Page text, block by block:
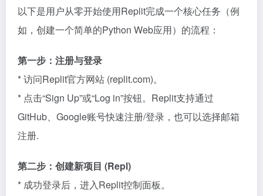
以下是用户从零开始使用Replit完成一个核心任务（例
如，创建一个简单的Python Web应用）的流程：
第一步：注册与登录
* 访问Replit官方网站 (replit.com)。
* 点击“Sign Up”或“Log in”按钮。Replit支持通过
GitHub、Google账号快速注册/登录，也可以选择邮箱
注册.
第二步：创建新项目 (Repl)
* 成功登录后，进入Replit控制面板。